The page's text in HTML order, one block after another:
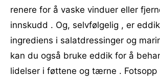
renere for å vaske vinduer eller
innskudd . Og, selvfølgelig , er
ingrediens i salatdressinger og
kan du også bruke eddik for å
lidelser i føttene og tærne . Fotsopp